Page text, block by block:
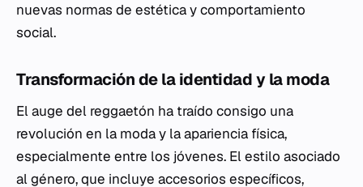
nuevas normas de estética y comportamiento
social.
Transformación de la identidad y la moda
El auge del reggaetón ha traído consigo una
revolución en la moda y la apariencia física,
especialmente entre los jóvenes. El estilo asociado
al género, que incluye accesorios específicos,